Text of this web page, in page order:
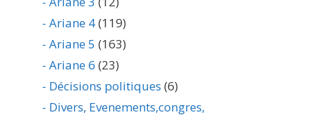
- Ariane 4(119)
- Ariane 5 (163)
- Ariane 6 (23)
- Décisions politiques (6)
- Divers, Evenements,congres,